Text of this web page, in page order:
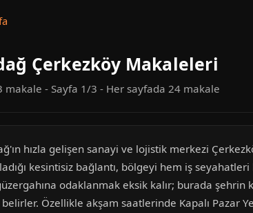
Çerkezköy Makaleleri
makale - Sayfa 1/3 - Her sayfada 24 makale
hızla gelişen sanayi ve lojistik merkezi
kesintisiz bağlantı, bölgeyi hem iş
odaklanmak eksik kalır; burada şehrin
Özellikle akşam saatlerinde Kapalı Pazar